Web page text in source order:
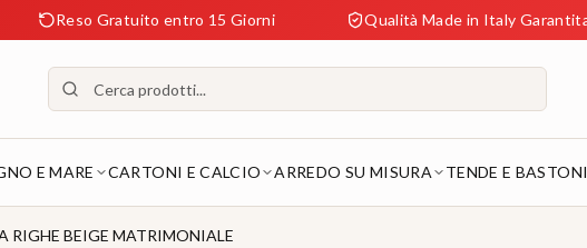
Gratuito entro 15 Giorni Qualità Made in Italy Garantita
E MARE CARTONI E CALCIO ARREDO SU MISURA TENDE E BASTONI
RIGHE BEIGE MATRIMONIALE